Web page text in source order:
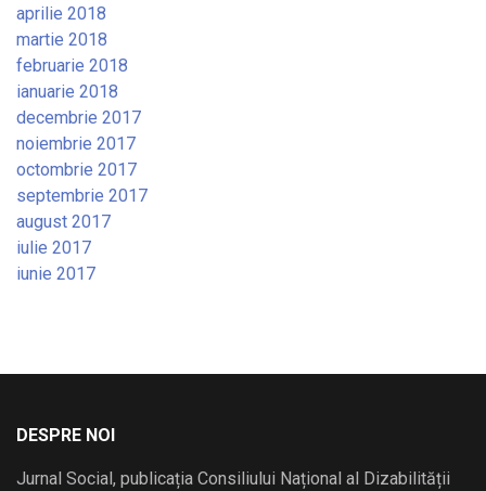
aprilie 2018
martie 2018
februarie 2018
ianuarie 2018
decembrie 2017
noiembrie 2017
octombrie 2017
septembrie 2017
august 2017
iulie 2017
iunie 2017
DESPRE NOI
Jurnal Social, publicația Consiliului Național al Dizabilității